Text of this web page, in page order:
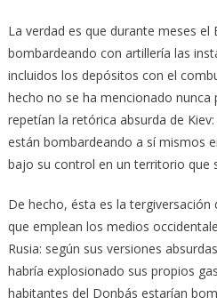
La verdad es que durante meses el
bombardeando con artillería las
incluidos los depósitos con el
hecho no se ha mencionado
repetían la retórica absurda de
están bombardeando a sí mismos
bajo su control en un territorio que
De hecho, ésta es la
que emplean los medios
Rusia: según sus versiones
habría explosionado sus propios
habitantes del Donbás estarían